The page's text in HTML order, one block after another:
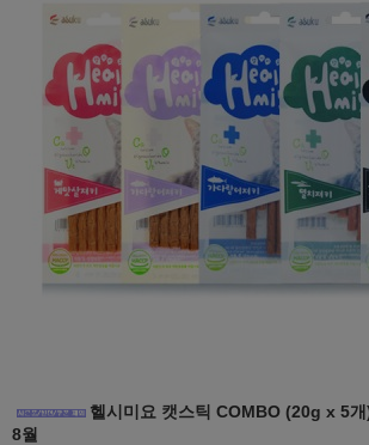
헬시미요 캣스틱 COMBO (20g x 5개
8월